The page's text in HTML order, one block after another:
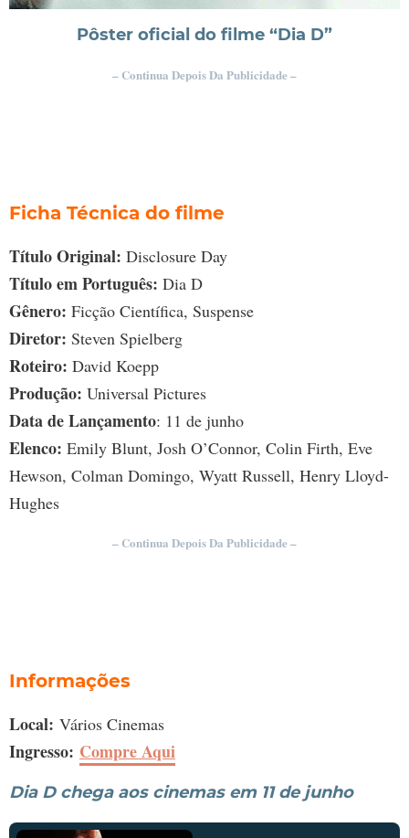
Pôster oficial do filme “Dia D”
– Continua Depois Da Publicidade –
Ficha Técnica do filme
Título Original: Disclosure Day
Título em Português: Dia D
Gênero: Ficção Científica, Suspense
Diretor: Steven Spielberg
Roteiro: David Koepp
Produção: Universal Pictures
Data de Lançamento: 11 de junho
Elenco: Emily Blunt, Josh O’Connor, Colin Firth, Eve
Hewson, Colman Domingo, Wyatt Russell, Henry Lloyd-
Hughes
– Continua Depois Da Publicidade –
Informações
Local: Vários Cinemas
Ingresso: Compre Aqui
Dia D chega aos cinemas em 11 de junho